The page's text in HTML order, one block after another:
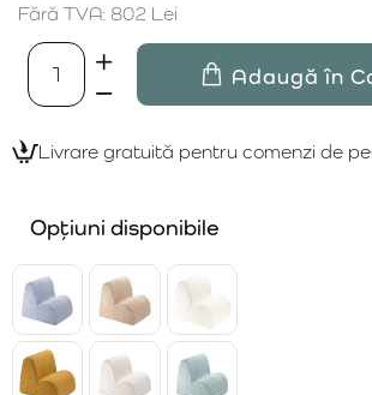
Fără TVA: 802 Lei
Adaugă în
Livrare gratuită pentru comenzi de
Opțiuni disponibile